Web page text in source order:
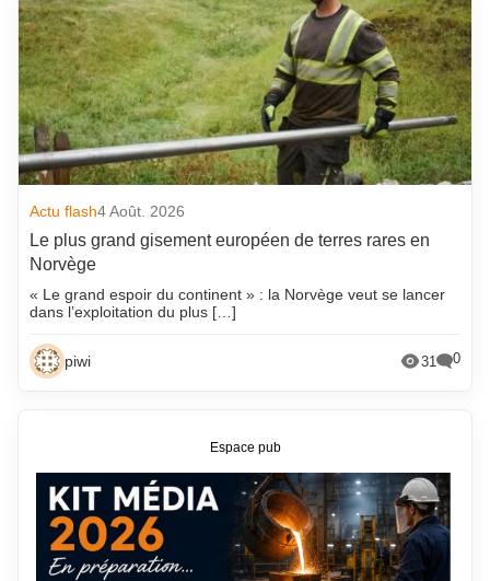
Actu flash4 Août. 2026
Le plus grand gisement européen de terres rares en
Norvège
« Le grand espoir du continent » : la Norvège veut se lancer
dans l’exploitation du plus […]
piwi 31 0
Espace pub